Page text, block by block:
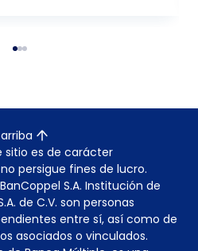
sitio es de carácter
persigue fines de lucro.
S.A. Institución de
de C.V. son personas
entre sí, así como de
asociados o vinculados.